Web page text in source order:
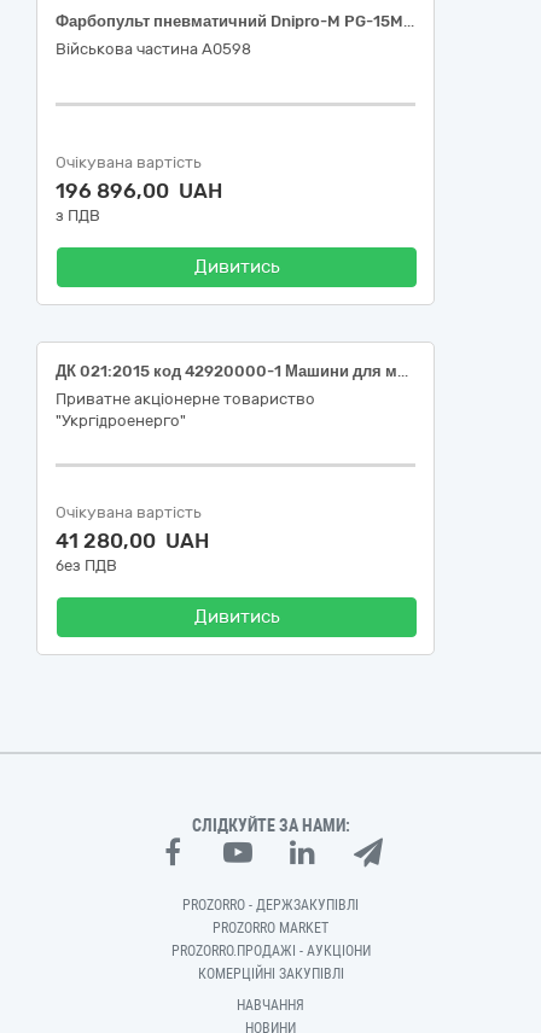
Фарбопульт пневматичний Dnipro-M PG-15M, Мийка високого тиску Dnipro-M PW-16B за ДК 021:2015 «Єдиний закупівельний словник» - 42920000-1 Машини для миття пляшок, пакування, зважування та розпилювання
Військова частина А0598
Очікувана вартість
196 896,00 UAH
з ПДВ
Дивитись
ДК 021:2015 код 42920000-1 Машини для миття пляшок, пакування, зважування та розпилювання (Мийка для філії "Дністровська ГЕС" ПрАТ "Укргідроенерго")
Приватне акціонерне товариство
"Укргідроенерго"
Очікувана вартість
41 280,00 UAH
без ПДВ
Дивитись
СЛІДКУЙТЕ ЗА НАМИ:
PROZORRO - ДЕРЖЗАКУПІВЛІ
PROZORRO MARKET
PROZORRO.ПРОДАЖІ - АУКЦІОНИ
КОМЕРЦІЙНІ ЗАКУПІВЛІ
НАВЧАННЯ
НОВИНИ